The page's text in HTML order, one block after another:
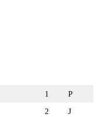
1 P
2 J